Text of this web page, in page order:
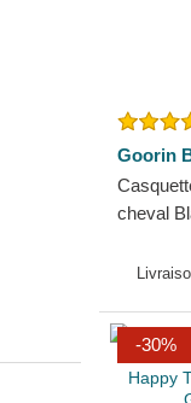
Goorin
cheval
-30%